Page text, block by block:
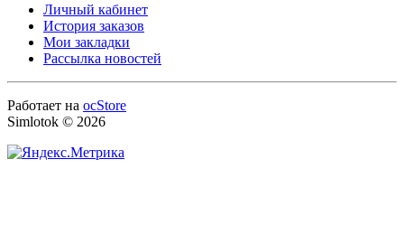
Личный кабинет
История заказов
Мои закладки
Рассылка новостей
Работает на ocStore
Simlotok © 2026